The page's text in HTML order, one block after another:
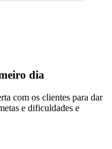
dia
com os clientes para dar
e dificuldades e